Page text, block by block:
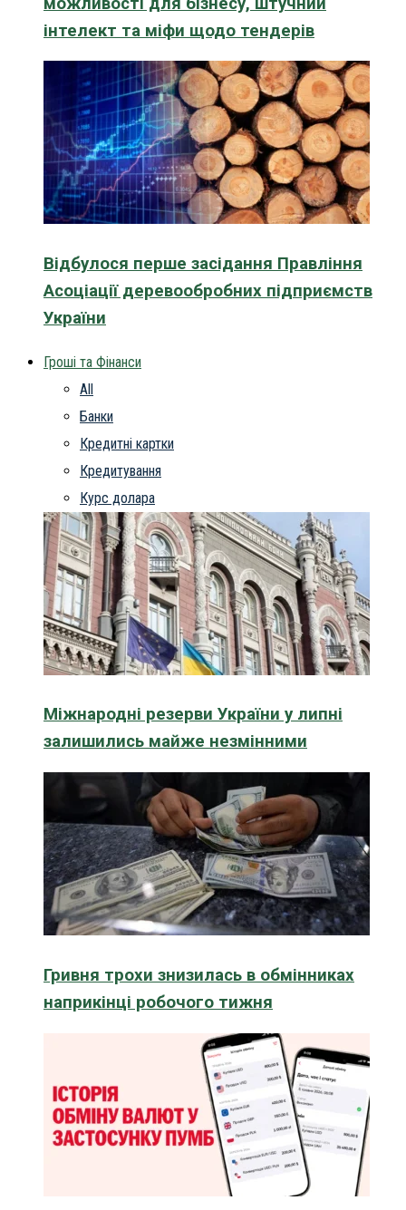
інтелект та міфи щодо тендерів
Відбулося перше засідання Правління
Асоціації деревообробних підприємств
України
Гроші та Фінанси
All
Банки
Кредитні картки
Кредитування
Курс долара
Міжнародні резерви України у липні
залишились майже незмінними
Гривня трохи знизилась в обмінниках
наприкінці робочого тижня